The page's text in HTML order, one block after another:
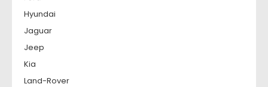
Hyundai
Jaguar
Jeep
Kia
Land-Rover